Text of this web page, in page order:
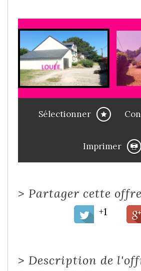
Sélectionner
Imprimer
> Partager cette offre
+1
> Description de